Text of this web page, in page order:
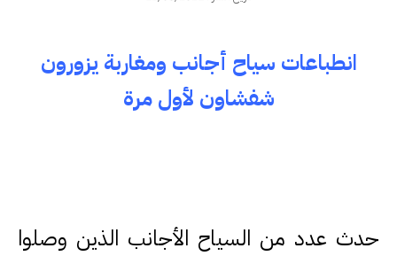
انطباعات سياح أجانب ومغاربة يزورون
شفشاون لأول مرة
حدث عدد من السياح الأجانب الذين وصلوا